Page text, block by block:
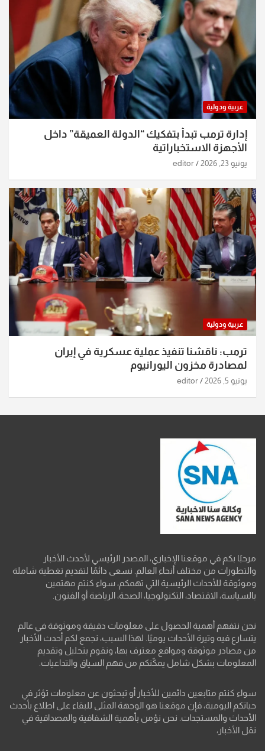
عربية ودولية
إدارة ترمب تبدأ بتفكيك “الدولة العميقة” داخل
الأجهزة الاستخباراتية
يونيو 23, 2026 editor
عربية ودولية
ترمب: ناقشنا تنفيذ عملية عسكرية في إيران
لمصادرة مخزون اليورانيوم
يونيو 5, 2026 editor
مرحبًا بكم في موقعنا الإخباري، المصدر الرئيسي لأحدث الأخبار
والتطورات من مختلف أنحاء العالم. نسعى دائمًا لتقديم تغطية شاملة
وموثوقة للأحداث الرئيسية التي تهمكم، سواء كنتم مهتمين
بالسياسة، الاقتصاد، التكنولوجيا، الصحة، الرياضة أو الفنون.
نحن نتفهم أهمية الحصول على معلومات دقيقة وموثوقة في عالم
يتسارع فيه وتيرة الأحداث يوميًا. لهذا السبب، نجمع لكم أحدث الأخبار
من مصادر موثوقة ومواقع معترف بها، ونقوم بتحليل وتقديم
المعلومات بشكل شامل يمكّنكم من فهم السياق والتداعيات.
سواء كنتم متابعين دائمين للأخبار أو تبحثون عن معلومات تؤثر في
حياتكم اليومية، فإن موقعنا هو الوجهة المثلى للبقاء على اطلاع بأحدث
الأحداث والمستجدات. نحن نؤمن بأهمية الشفافية والمصداقية في
نقل الأخبار،